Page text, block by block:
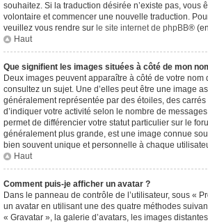
souhaitez. Si la traduction désirée n’existe pas, vous
volontaire et commencer une nouvelle traduction.
veuillez vous rendre sur le site internet de phpBB®
Haut
Que signifient les images situées à côté de mon
Deux images peuvent apparaître à côté de votre nom
consultez un sujet. Une d’elles peut être une image
généralement représentée par des étoiles, des
d’indiquer votre activité selon le nombre de
permet de différencier votre statut particulier sur le
généralement plus grande, est une image connue
bien souvent unique et personnelle à chaque
Haut
Comment puis-je afficher un avatar ?
Dans le panneau de contrôle de l’utilisateur, sous «
un avatar en utilisant une des quatre méthodes
« Gravatar », la galerie d’avatars, les images